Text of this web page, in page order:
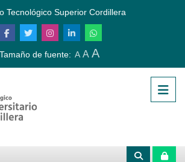
Tecnológico Superior Cordillera
Tamaño de fuente: A A A